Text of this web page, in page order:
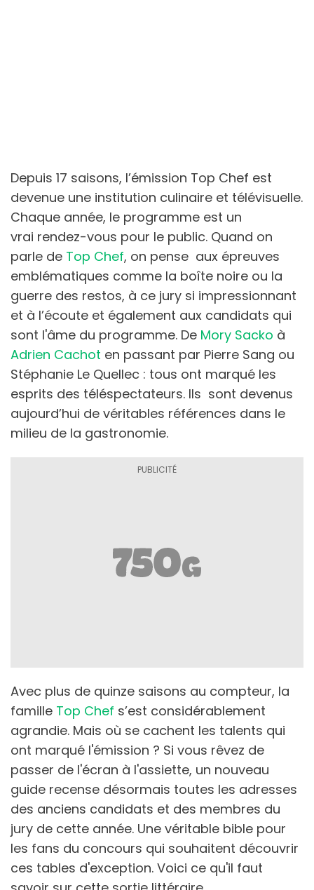
Depuis 17 saisons, l’émission Top Chef est
devenue une institution culinaire et télévisuelle.
Chaque année, le programme est un
vrai rendez-vous pour le public. Quand on
parle de Top Chef, on pense aux épreuves
emblématiques comme la boîte noire ou la
guerre des restos, à ce jury si impressionnant
et à l’écoute et également aux candidats qui
sont l'âme du programme. De Mory Sacko à
Adrien Cachot en passant par Pierre Sang ou
Stéphanie Le Quellec : tous ont marqué les
esprits des téléspectateurs. Ils sont devenus
aujourd’hui de véritables références dans le
milieu de la gastronomie.
Avec plus de quinze saisons au compteur, la
famille Top Chef s’est considérablement
agrandie. Mais où se cachent les talents qui
ont marqué l'émission ? Si vous rêvez de
passer de l'écran à l'assiette, un nouveau
guide recense désormais toutes les adresses
des anciens candidats et des membres du
jury de cette année. Une véritable bible pour
les fans du concours qui souhaitent découvrir
ces tables d'exception. Voici ce qu'il faut